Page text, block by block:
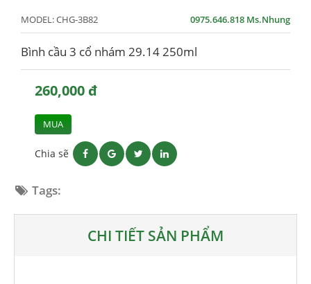
MODEL:CHG-3B82 0975.646.818 Ms.Nhung
Bình cầu 3 cổ nhám 29.14 250ml
260,000 đ
MUA
Chia sẽ
Tags:
CHI TIẾT SẢN PHẨM